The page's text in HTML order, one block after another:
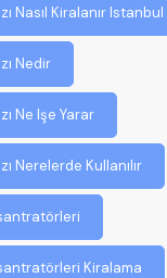
Nasıl Kiralanır Istanbul
Nedir
Ne Işe Yarar
Nerelerde Kullanılır
Kiralama